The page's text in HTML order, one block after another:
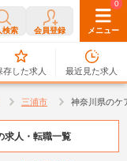
検索 会員登録 メニュー
0
存した求人
0
最近見た求人
三浦市 神奈川県のケ
求人・転職一覧